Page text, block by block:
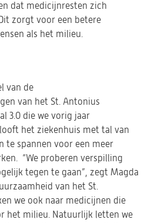
dat medicijnresten zich
zorgt voor een betere
als het milieu.
van de
van het St. Antonius
3.0 die we vorig jaar
het ziekenhuis met tal van
te spannen voor een meer
“We proberen verspilling
tegen te gaan”, zegt Magda
van het St.
we ook naar medicijnen die
het milieu. Natuurlijk letten we